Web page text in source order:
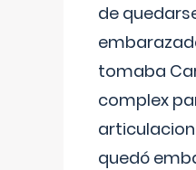
de
tomaba
complex
quedó